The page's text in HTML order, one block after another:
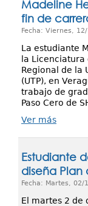
Madeline
fin de
Fecha: Viernes,
La estudiante
la
Regional de la
(UTP), en
trabajo de
Paso Cero de
Ver más
Estudiante
diseña Plan
Fecha: Martes, 02/
El martes 2 de